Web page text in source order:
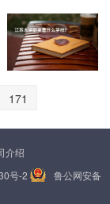
171
介绍
号-2
鲁公网安备